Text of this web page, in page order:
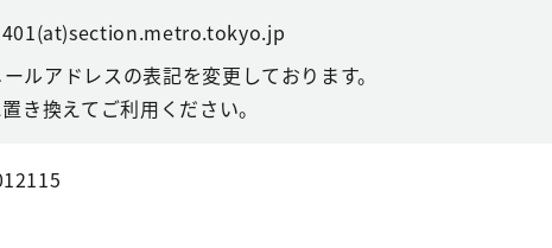
ルアドレスの表記を変更しております。
き換えてご利用ください。